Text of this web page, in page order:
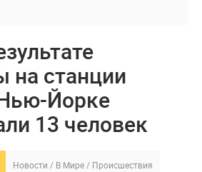
на станции
Йорке
13 человек
Новости / В Мире / Происшествия